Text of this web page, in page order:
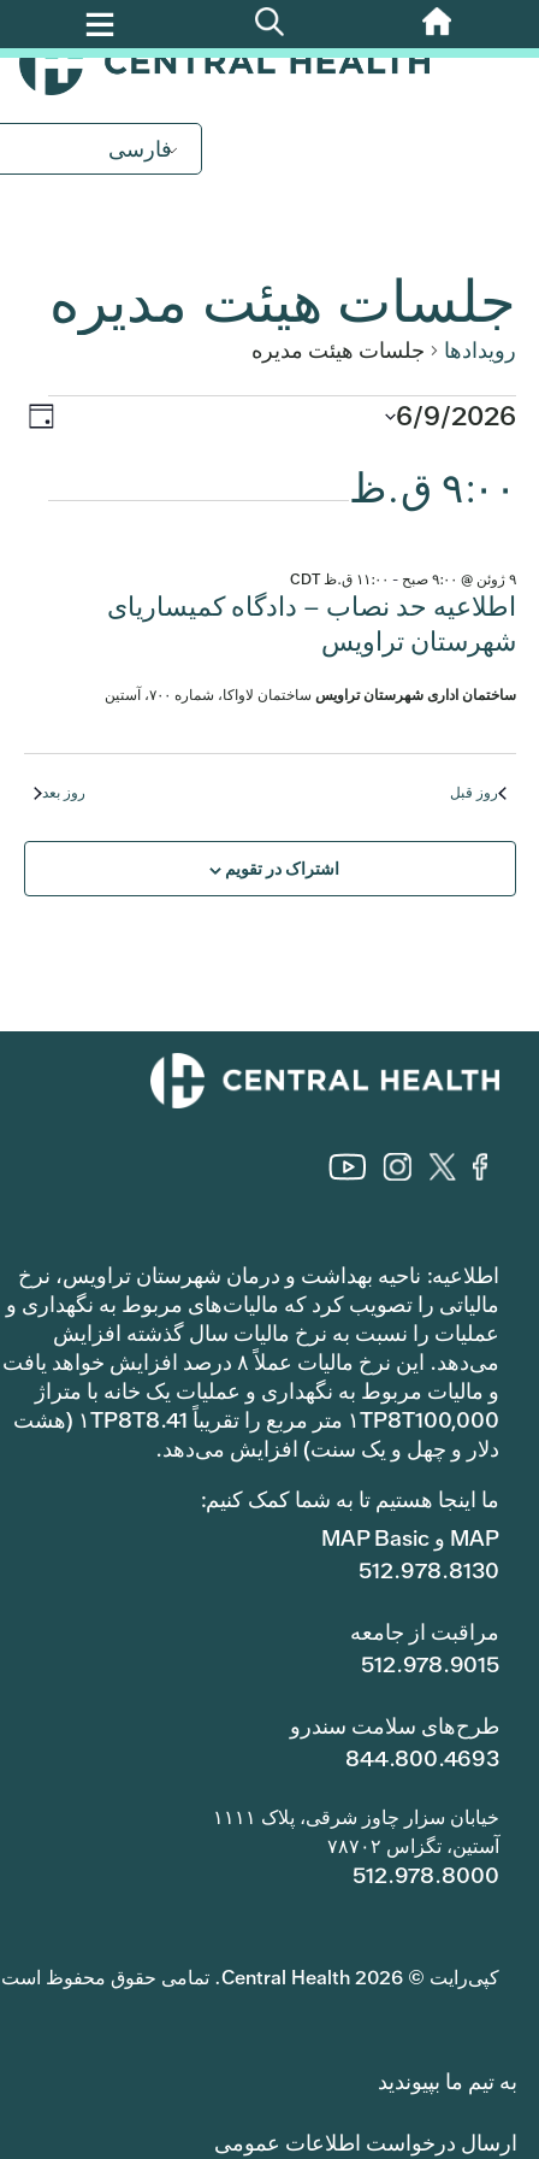
پرش
به
فارسی
جلسات هیئت مدیره
رویدادها جلسات هیئت مدیره
رویدادها
برای
9,
2026
روز 6/9/2026
انتخاب
۹:۰۰ ق.ظ
اطلاعیه حد نصاب – دادگاه کمیساریای
شهرستان تراویس
۹ ژوئن @ ۹:۰۰ صبح - ۱۱:۰۰ ق.ظ CDT
ساختمان اداری شهرستان تراویس ساختمان لاواکا، شماره ۷۰۰، آستین
روز قبل روز بعد
اشتراک در تقویم
اطلاعیه: ناحیه بهداشت و درمان شهرستان تراویس، نرخ
مالیاتی را تصویب کرد که مالیات‌های مربوط به نگهداری و
عملیات را نسبت به نرخ مالیات سال گذشته افزایش
می‌دهد. این نرخ مالیات عملاً ۸ درصد افزایش خواهد یافت
و مالیات مربوط به نگهداری و عملیات یک خانه با متراژ
۱TP8T100,000 متر مربع را تقریباً ۱TP8T8.41 (هشت
دلار و چهل و یک سنت) افزایش می‌دهد.
ما اینجا هستیم تا به شما کمک کنیم:
MAP و MAP Basic
512.978.8130
مراقبت از جامعه
512.978.9015
طرح‌های سلامت سندرو
844.800.4693
خیابان سزار چاوز شرقی، پلاک ۱۱۱۱
آستین، تگزاس ۷۸۷۰۲
512.978.8000
کپی‌رایت © 2026 Central Health. تمامی حقوق محفوظ است.
به تیم ما بپیوندید
ارسال درخواست اطلاعات عمومی